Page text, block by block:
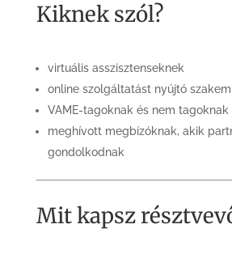
Kiknek szól?
virtuális asszisztenseknek
online szolgáltatást nyújtó
VAME-tagoknak és nem tagoknak
meghívott megbízóknak, akik
gondolkodnak
Mit kapsz